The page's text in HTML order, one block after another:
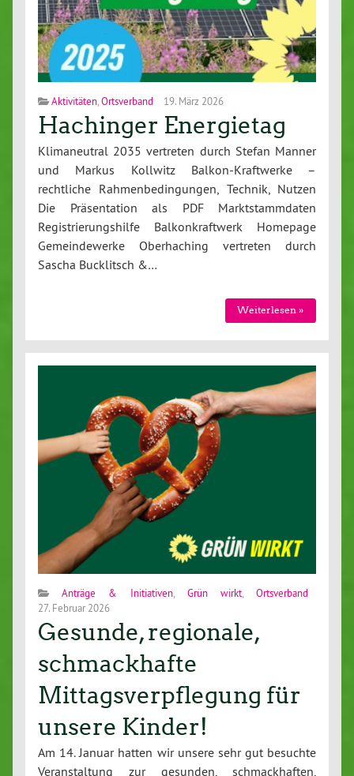
Aktivitäten Ortsverband 19. März 2026
Hachinger Energietag
Klimaneutral 2035 vertreten durch Stefan Manner
und Markus Kollwitz Balkon-Kraftwerke –
rechtliche Rahmenbedingungen, Technik, Nutzen
Die Präsentation als PDF Marktstammdaten
Registrierungshilfe Balkonkraftwerk Homepage
Gemeindewerke Oberhaching vertreten durch
Sascha Bucklitsch &…
Weiterlesen »
Anträge & Initiativen, Grün wirkt,Ortsverband
27. Februar 2026
Gesunde, regionale,
schmackhafte
Mittagsverpflegung für
unsere Kinder!
Am 14. Januar hatten wir unsere sehr gut besuchte
Veranstaltung zur gesunden, schmackhaften,